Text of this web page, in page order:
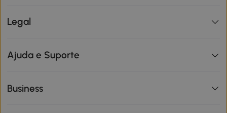
Legal
Ajuda e Suporte
Business